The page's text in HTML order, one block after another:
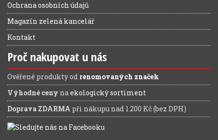
Ochrana osobních údajů
Magazín zelená kancelář
Kontakt
Proč nakupovat u nás
Ověřené produkty od renomovaných značek
Výhodné ceny naekologický sortiment
Doprava ZDARMA při nákupu nad 1.200 Kč (bez DPH)